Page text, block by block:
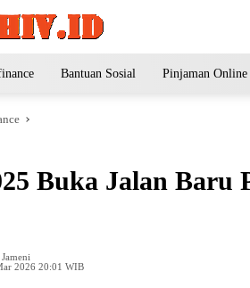
Bantuan Sosial Pinjaman Online
Buka Jalan Baru
2026 20:01 WIB